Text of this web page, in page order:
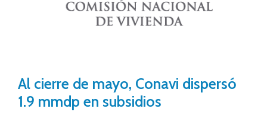
Al cierre de mayo, Conavi dispersó
1.9 mmdp en subsidios